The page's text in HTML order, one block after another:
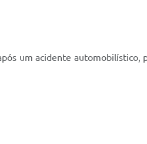
um acidente automobilístico,